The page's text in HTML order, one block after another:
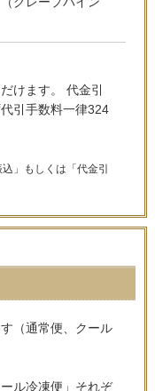
けます。 代金引
引手数料一律324
」もしくは「代金引
（通常便、クール
ル冷凍便」それぞ